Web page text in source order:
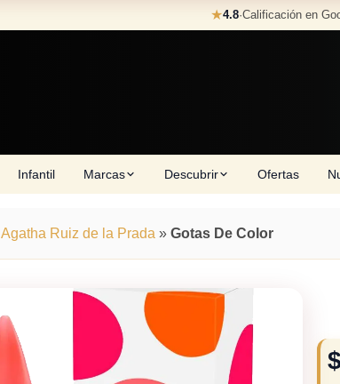
★4.8·Calificación en
Infantil Marcas Descubrir Ofertas
Agatha Ruiz de la Prada » Gotas De Color